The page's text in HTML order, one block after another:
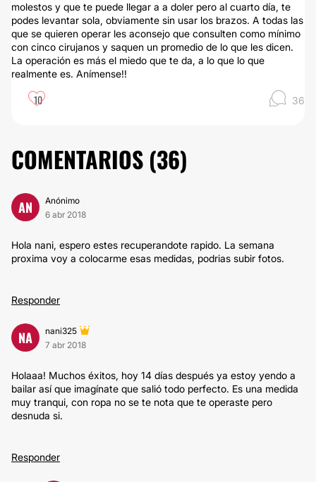
molestos y que te puede llegar a a doler pero al cuarto día, te
podes levantar sola, obviamente sin usar los brazos. A todas las
que se quieren operar les aconsejo que consulten como mínimo
con cinco cirujanos y saquen un promedio de lo que les dicen.
La operación es más el miedo que te da, a lo que lo que
realmente es. Anímense!!
10 36
COMENTARIOS (36)
AN
Anónimo
6 abr 2018
Hola nani, espero estes recuperandote rapido. La semana
proxima voy a colocarme esas medidas, podrias subir fotos.
Responder
NA
nani325
7 abr 2018
Holaaa! Muchos éxitos, hoy 14 días después ya estoy yendo a
bailar así que imagínate que salió todo perfecto. Es una medida
muy tranqui, con ropa no se te nota que te operaste pero
desnuda si.
Responder